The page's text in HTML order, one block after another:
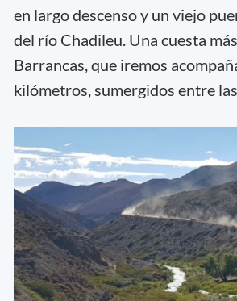
en largo descenso y un viejo
del río Chadileu. Una cuesta
Barrancas, que iremos
kilómetros, sumergidos entre